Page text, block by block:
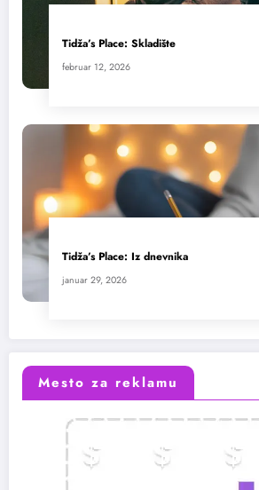
Tidža’s Place: Skladište
februar 12, 2026
Tidža’s Place: Iz dnevnika
januar 29, 2026
Mesto za reklamu